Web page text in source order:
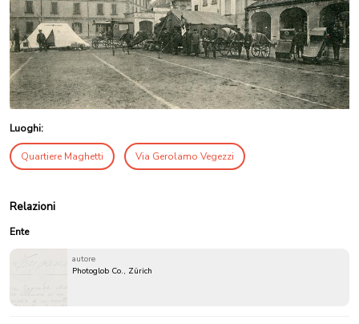
Luoghi:
Quartiere Maghetti Via Gerolamo Vegezzi
Relazioni
Ente
autore
Photoglob Co., Zürich